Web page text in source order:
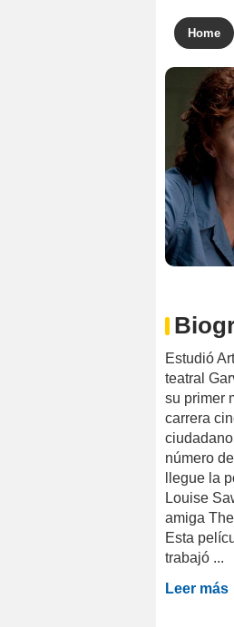
Home
Estudió
teatral
su primer
carrera
número
llegue la
Louise
amiga
Esta
trabajó ...
Leer más